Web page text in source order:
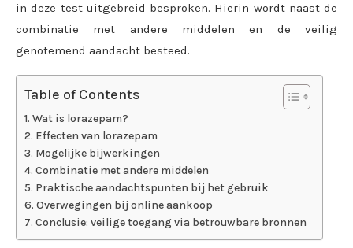
in deze test uitgebreid besproken. Hierin wordt naast de
combinatie met andere middelen en de veilig
genotemend aandacht besteed.
Table of Contents
Wat is lorazepam?
Effecten van lorazepam
Mogelijke bijwerkingen
Combinatie met andere middelen
Praktische aandachtspunten bij het gebruik
Overwegingen bij online aankoop
Conclusie: veilige toegang via betrouwbare bronnen